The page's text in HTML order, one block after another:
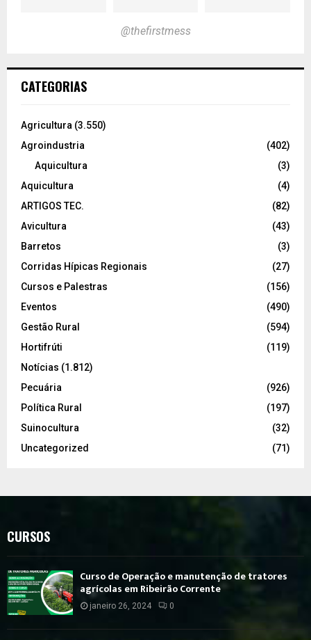
@thefirstmess
CATEGORIAS
Agricultura (3.550)
Agroindustria
(402)
Aquicultura
(3)
Aquicultura
(4)
ARTIGOS TEC.
(82)
Avicultura
(43)
Barretos
(3)
Corridas Hípicas Regionais
(27)
Cursos e Palestras
(156)
Eventos
(490)
Gestão Rural
(594)
Hortifrúti
(119)
Notícias (1.812)
Pecuária
(926)
Política Rural
(197)
Suinocultura
(32)
Uncategorized
(71)
CURSOS
Curso de Operação e manutenção de tratores
agrícolas em Ribeirão Corrente
janeiro 26, 2024 0